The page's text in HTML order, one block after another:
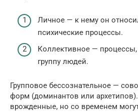
Личное — к нему он
психические процессы.
Коллективное —
группу людей.
Групповое бессознательное —
форм (доминантов или
врожденные, но со временем